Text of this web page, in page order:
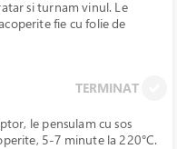
si turnam vinul. Le
fie cu folie de
TERMINAT
le pensulam cu sos
5-7 minute la 220°C.